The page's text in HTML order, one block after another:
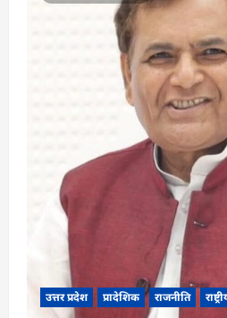
उत्तर प्रदेश प्रादेशिक राजनीति